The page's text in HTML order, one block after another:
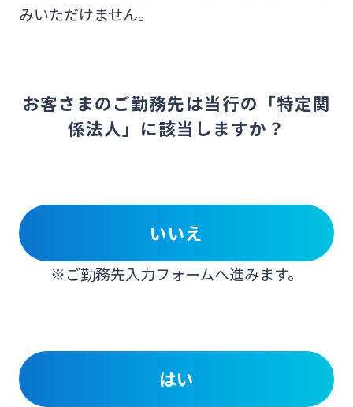
みいただけません。
お客さまのご勤務先は当行の「特定関
係法人」に該当しますか？
いいえ
※ご勤務先入力フォームへ進みます。
はい